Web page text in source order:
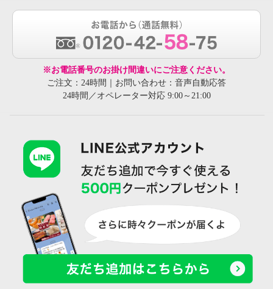
※お電話番号のお掛け間違いにご注意ください。
ご注文：24時間｜お問い合わせ：音声自動応答
24時間／オペレーター対応 9:00～21:00